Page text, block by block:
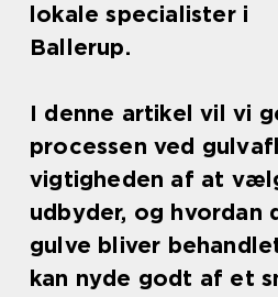
lokale specialister i
Ballerup.
I denne artikel vil vi
processen ved
vigtigheden af at
udbyder, og hvordan
gulve bliver
kan nyde godt af et